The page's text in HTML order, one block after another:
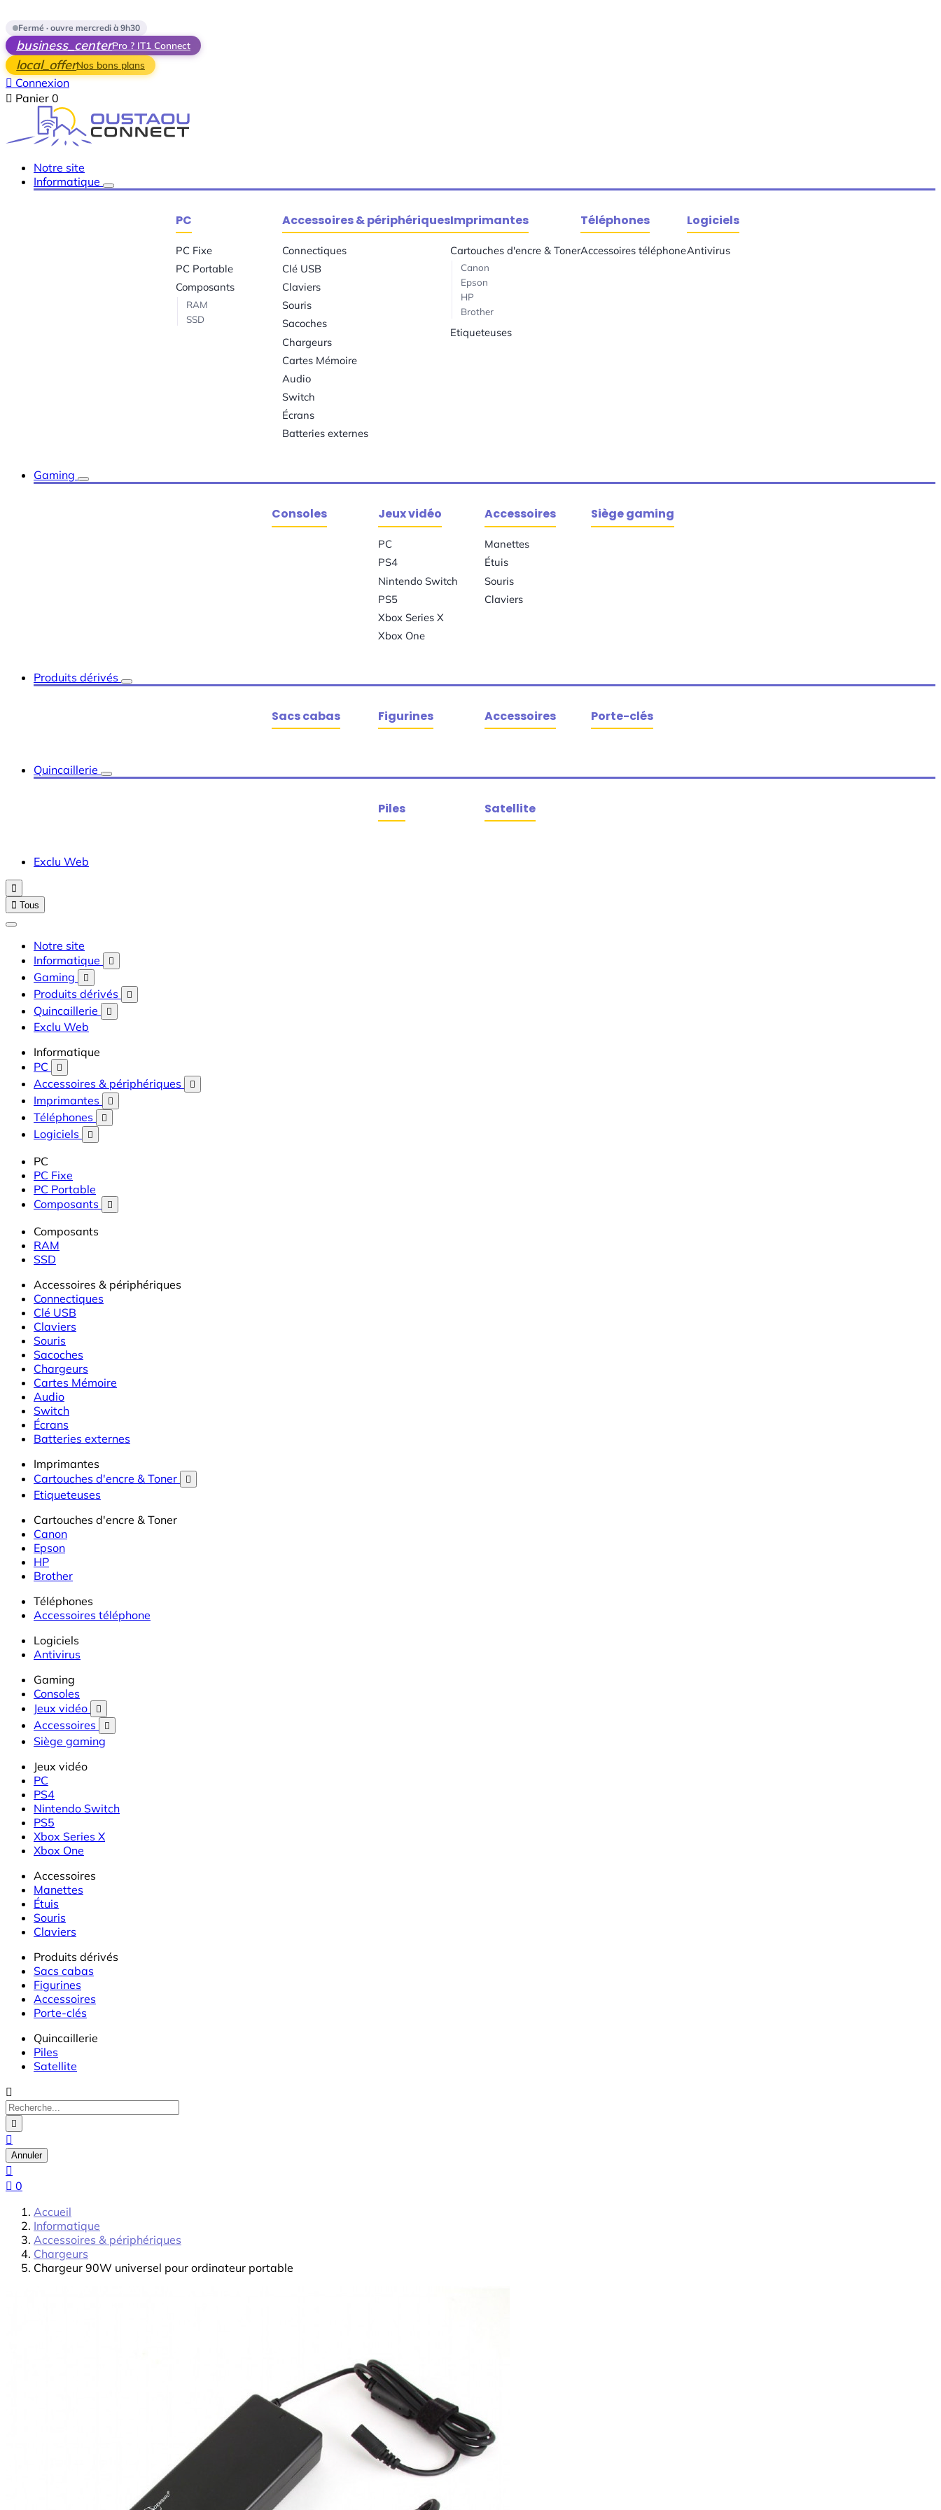
Fermé · ouvre mercredi à 9h30
business_centerPro ? IT1 Connect
local_offerNos bons plans
 Connexion
 Panier 0
Notre site
Informatique
PC
PC Fixe
PC Portable
Composants
RAM
SSD
Accessoires & périphériques
Connectiques
Clé USB
Claviers
Souris
Sacoches
Chargeurs
Cartes Mémoire
Audio
Switch
Écrans
Batteries externes
Imprimantes
Cartouches d'encre & Toner
Canon
Epson
HP
Brother
Etiqueteuses
Téléphones
Accessoires téléphone
Logiciels
Antivirus
Gaming
Consoles Jeux vidéo
PC
PS4
Nintendo Switch
PS5
Xbox Series X
Xbox One
Accessoires
Manettes
Étuis
Souris
Claviers
Siège gaming
Produits dérivés
Sacs cabas Figurines Accessoires Porte-clés
Quincaillerie
Piles Satellite
Exclu Web

 Tous
Notre site
Informatique

Gaming 
Produits dérivés 
Quincaillerie 
Exclu Web
Informatique
PC

Accessoires & périphériques 
Imprimantes 
Téléphones 
Logiciels 
PC
PC Fixe
PC Portable
Composants

Composants
RAM
SSD
Accessoires & périphériques
Connectiques
Clé USB
Claviers
Souris
Sacoches
Chargeurs
Cartes Mémoire
Audio
Switch
Écrans
Batteries externes
Imprimantes
Cartouches d'encre & Toner

Etiqueteuses
Cartouches d'encre & Toner
Canon
Epson
HP
Brother
Téléphones
Accessoires téléphone
Logiciels
Antivirus
Gaming
Consoles
Jeux vidéo

Accessoires 
Siège gaming
Jeux vidéo
PC
PS4
Nintendo Switch
PS5
Xbox Series X
Xbox One
Accessoires
Manettes
Étuis
Souris
Claviers
Produits dérivés
Sacs cabas
Figurines
Accessoires
Porte-clés
Quincaillerie
Piles
Satellite



Annuler

 0
Accueil
Informatique
Accessoires & périphériques
Chargeurs
Chargeur 90W universel pour ordinateur portable